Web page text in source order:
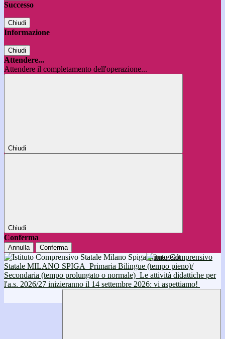
Successo
Chiudi
Informazione
Chiudi
Attendere...
Attendere il completamento dell'operazione...
Chiudi
Chiudi
Conferma
Annulla Conferma
Istituto Comprensivo
Statale MILANO SPIGA Primaria Bilingue (tempo pieno)/
Secondaria (tempo prolungato o normale) Le attività didattiche per
l'a.s. 2026/27 inizieranno il 14 settembre 2026: vi aspettiamo!